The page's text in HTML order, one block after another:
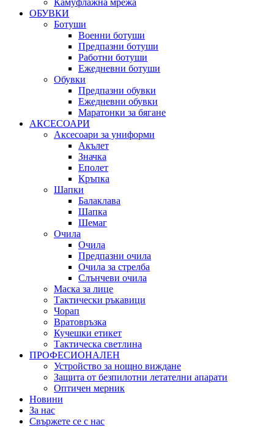
Камуфлажна мрежа
ОБУВКИ
Ботуши
Военни ботуши
Предпазни ботуши
Работни ботуши
Ежедневни ботуши
Обувки
Предпазни обувки
Ежедневни обувки
Маратонки за бягане
АКСЕСОАРИ
Аксесоари за униформи
Акълет
Значка
Еполет
Кръпка
Шапки
Балаклава
Шапка
Шемаг
Очила
Очила
Предпазни очила
Очила за стрелба
Слънчеви очила
Маска за лице
Тактически ръкавици
Чорап
Вратовръзка
Кучешки етикет
Тактическа светлина
ПРОФЕСИОНАЛЕН
Устройство за нощно виждане
Защита от безпилотни летателни апарати
Оптичен мерник
Новини
За нас
Свържете се с нас